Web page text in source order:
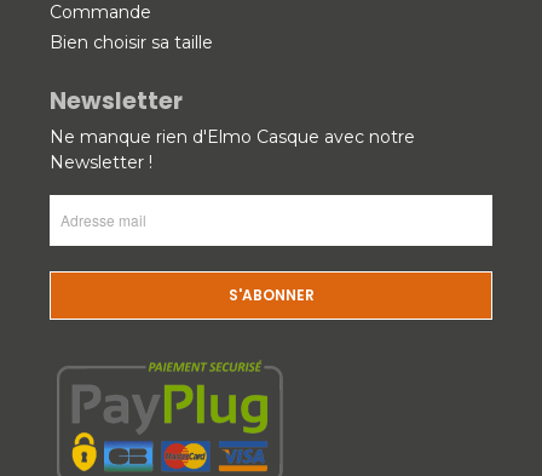
Commande
Bien choisir sa taille
Newsletter
Ne manque rien d'Elmo Casque avec notre
Newsletter !
(Nécessaire)
CAPTCHA